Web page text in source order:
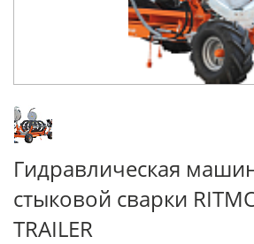
Гидравлическая
стыковой сварки
TRAILER